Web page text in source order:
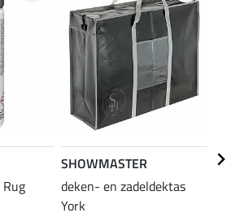
SHOWMASTER
deken- en zadeldektas
York